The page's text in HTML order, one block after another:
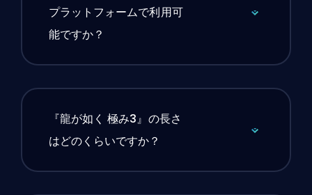
プラットフォームで利用可
能ですか？
『龍が如く 極み3』の長さ
はどのくらいですか？